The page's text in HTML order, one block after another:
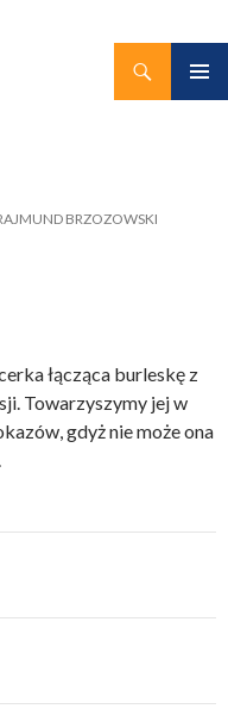
BRZOZOWSKI
łącząca burleskę z
Towarzyszymy jej w
gdyż nie może ona